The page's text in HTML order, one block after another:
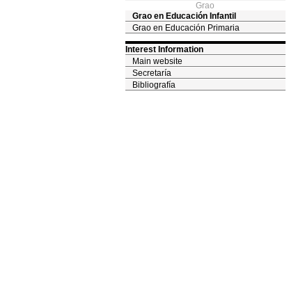
Grao
Grao en Educación Infantil
Grao en Educación Primaria
Interest Information
Main website
Secretaría
Bibliografía